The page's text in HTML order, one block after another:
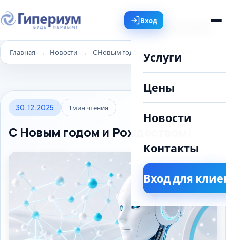
Вход
О компании
Услуги
Цены
Новости
Контакты
Вход для
Главная Новости С Новым годом и Рождеством!
30.12.2025 1 мин чтения
С Новым годом и Рождеством!